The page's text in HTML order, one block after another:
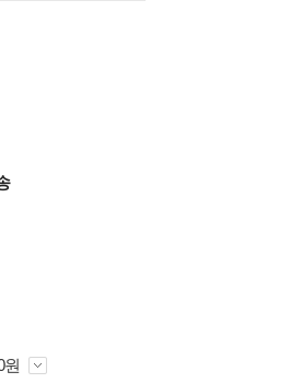
원